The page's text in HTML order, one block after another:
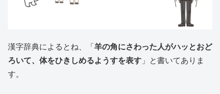
漢字辞典によるとね、「 羊の角にさわった人がハッとおど
ろいて、体をひきしめるようすを表す 」と書いてありま
す。